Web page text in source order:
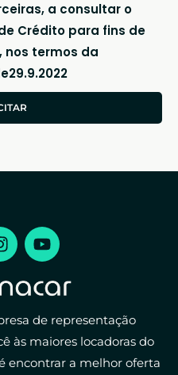
a consultar o
Crédito para fins de
nos termos da
de representação
às maiores locadoras do
encontrar a melhor oferta